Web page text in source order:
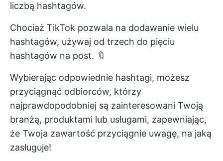
liczbą hashtagów.
Chociaż TikTok pozwala na dodawanie wielu
hashtagów, używaj od trzech do pięciu
hashtagów na post. 🔖
Wybierając odpowiednie hashtagi, możesz
przyciągnąć odbiorców, którzy
najprawdopodobniej są zainteresowani Twoją
branżą, produktami lub usługami, zapewniając,
że Twoja zawartość przyciągnie uwagę, na jaką
zasługuje!